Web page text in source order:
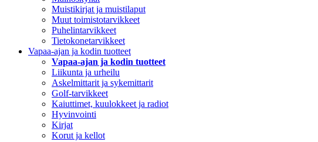
Muistikirjat ja muistilaput
Muut toimistotarvikkeet
Puhelintarvikkeet
Tietokonetarvikkeet
Vapaa-ajan ja kodin tuotteet
Vapaa-ajan ja kodin tuotteet
Liikunta ja urheilu
Askelmittarit ja sykemittarit
Golf-tarvikkeet
Kaiuttimet, kuulokkeet ja radiot
Hyvinvointi
Kirjat
Korut ja kellot